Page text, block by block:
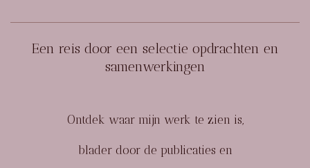
Een reis door een selectie opdrachten en
samenwerkingen
Ontdek waar mijn werk te zien is,
blader door de publicaties en